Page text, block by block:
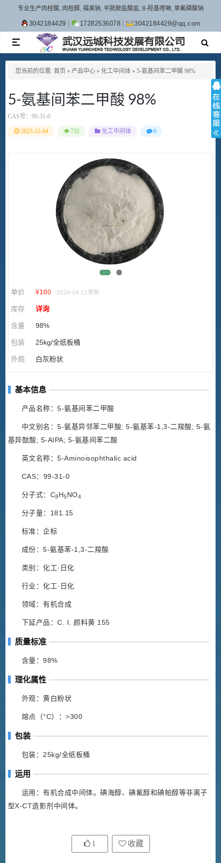
专业生产肉桂酸, 肉桂醛, 福美钠, 半胱胺盐酸盐, 8-羟基喹啉, 单氟磷酸钠
3042184429 17282536078 3042184429@qq.com
TOGGLE
NAVIGATION
您当前的位置: 首页 » 产品中心 » 化工中间体 » 5-氨基间苯二甲酸 98%
5-氨基间苯二甲酸 98%
CAS号： 99-31-0
2023-12-04 732 化工中间体 0
单价 ¥100 2024-04-11更新
库存 详询
含量 98%
包装 25kg/全纸板桶
外观 白灰粉状
基本信息
产品名称：5-氨基间苯二甲酸
中文别名：5-氨基异邻苯二甲酸; 5-氨基苯-1,3-二羧酸; 5-氨
基异酞酸; 5-AIPA; 5-氨基间苯二酸
英文名称：5-Aminoisophthalic acid
CAS：99-31-0
分子式：C8H5NO4
分子量：181.15
标准：企标
成份：5-氨基苯-1,3-二羧酸
类别：化工·日化
行业：化工·日化
领域：有机合成
下延产品：C. I. 颜料黄 155
质量标准
含量：98%
理化属性
外观：黄白粉状
熔点（°C）：>300
包装
包装：25kg/全纸板桶
运用
运用：有机合成中间体。碘海醇、碘氟醇和碘帕醇等非离子
型X-CT造影剂中间体。
1 收藏